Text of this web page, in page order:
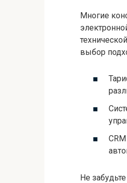
Многие
выбор
Не